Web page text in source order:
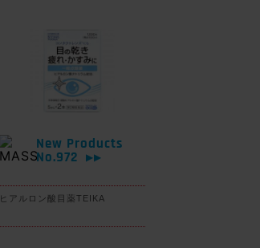
New Products
No.972
▶▶
ヒアルロン酸目薬TEIKA